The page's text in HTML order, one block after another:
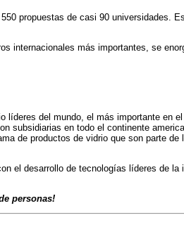
propuestas de casi 90 universidades.
internacionales más importantes, se
líderes del mundo, el más importante en el
subsidiarias en todo el continente
de productos de vidrio que son parte de
el desarrollo de tecnologías líderes de la
personas!